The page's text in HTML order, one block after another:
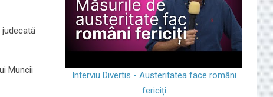
Muncii
Interviu Divertis - Austeritatea face români
fericiți